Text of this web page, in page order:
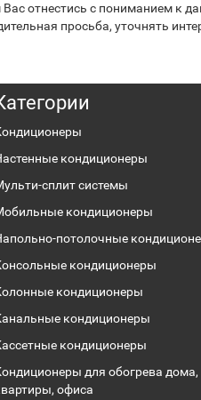
отнестись с пониманием к
просьба, уточнять
кондиционеры
сплит системы
кондиционеры
потолочные
кондиционеры
кондиционеры
кондиционеры
кондиционеры
для обогрева дома,
офиса